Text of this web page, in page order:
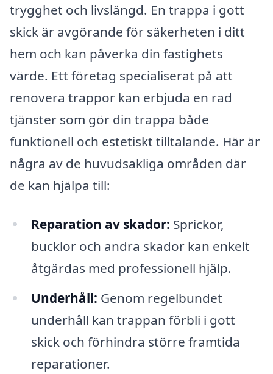
trygghet och livslängd. En trappa i gott
skick är avgörande för säkerheten i ditt
hem och kan påverka din fastighets
värde. Ett företag specialiserat på att
renovera trappor kan erbjuda en rad
tjänster som gör din trappa både
funktionell och estetiskt tilltalande. Här är
några av de huvudsakliga områden där
de kan hjälpa till:
Reparation av skador: Sprickor,
bucklor och andra skador kan enkelt
åtgärdas med professionell hjälp.
Underhåll: Genom regelbundet
underhåll kan trappan förbli i gott
skick och förhindra större framtida
reparationer.